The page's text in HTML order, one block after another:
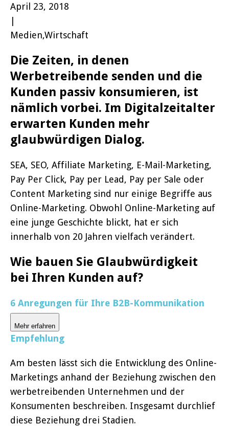
April 23, 2018
Medien,Wirtschaft
Die Zeiten, in denen
Werbetreibende senden und die
Kunden passiv konsumieren, ist
nämlich vorbei. Im Digitalzeitalter
erwarten Kunden mehr
glaubwürdigen Dialog.
SEA, SEO, Affiliate Marketing, E-Mail-Marketing,
Pay Per Click, Pay per Lead, Pay per Sale oder
Content Marketing sind nur einige Begriffe aus
Online-Marketing. Obwohl Online-Marketing auf
eine junge Geschichte blickt, hat er sich
innerhalb von 20 Jahren vielfach verändert.
Wie bauen Sie Glaubwürdigkeit
bei Ihren Kunden auf?
6 Anregungen für Ihre B2B-Kommunikation
Mehr erfahren
Empfehlung
Am besten lässt sich die Entwicklung des Online-
Marketings anhand der Beziehung zwischen den
werbetreibenden Unternehmen und der
Konsumenten beschreiben. Insgesamt durchlief
diese Beziehung drei Stadien.